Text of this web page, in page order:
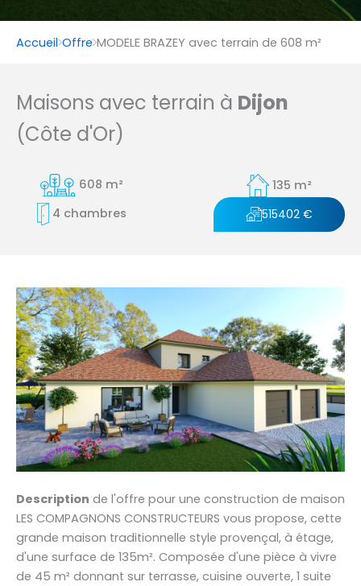
Accueil Offre MODELE BRAZEY avec terrain de 608 m²
Maisons avec terrain à Dijon
(Côte d'Or)
608 m²
135 m²
4 chambres
515402 €
Description de l'offre pour une construction de maison
LES COMPAGNONS CONSTRUCTEURS vous propose, cette
grande maison traditionnelle style provençal, à étage,
d'une surface de 135m². Composée d'une pièce à vivre
de 45 m² donnant sur terrasse, cuisine ouverte, 1 suite